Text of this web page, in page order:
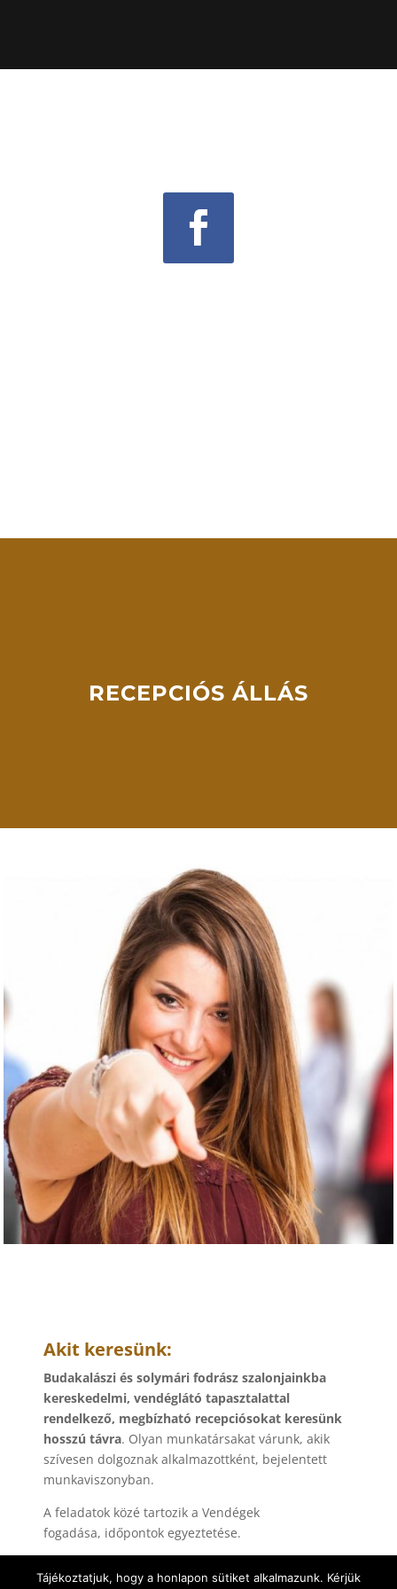
RECEPCIÓS ÁLLÁS
Akit keresünk:
Budakalászi és solymári fodrász szalonjainkba
kereskedelmi, vendéglátó tapasztalattal
rendelkező, megbízható recepciósokat keresünk
hosszú távra. Olyan munkatársakat várunk, akik
szívesen dolgoznak alkalmazottként, bejelentett
munkaviszonyban.
A feladatok közé tartozik a Vendégek
fogadása, időpontok egyeztetése.
Elvárások:
Tájékoztatjuk, hogy a honlapon sütiket alkalmazunk. Kérjük